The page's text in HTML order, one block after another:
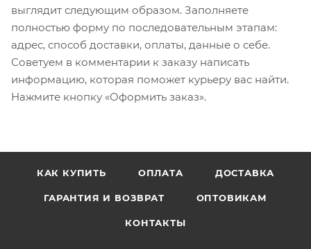
выглядит следующим образом. Заполняете
полностью форму по последовательным этапам:
адрес, способ доставки, оплаты, данные о себе.
Советуем в комментарии к заказу написать
информацию, которая поможет курьеру вас найти.
Нажмите кнопку «Оформить заказ».
КАК КУПИТЬ ОПЛАТА ДОСТАВКА
ГАРАНТИЯ И ВОЗВРАТ ОПТОВИКАМ
КОНТАКТЫ